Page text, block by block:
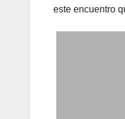
este encuentro